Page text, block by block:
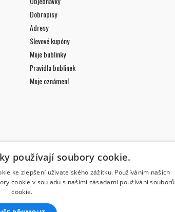
Dobropisy
Adresy
Slevové kupóny
Moje bublinky
Pravidla bublinek
Moje oznámení
používají soubory cookie.
ke zlepšení uživatelského zážitku. Používáním našich
cookie v souladu s našimi zásadami používání souborů
cookie.